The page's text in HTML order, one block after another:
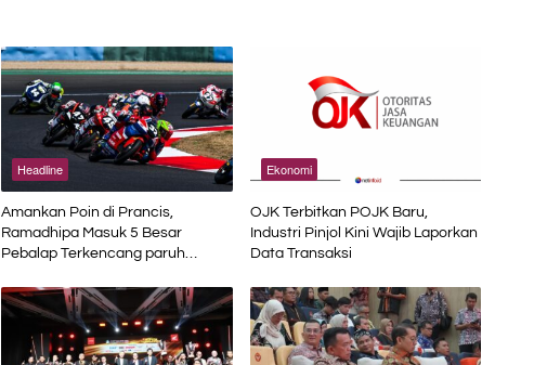
Headline
Amankan Poin di Prancis,
Ramadhipa Masuk 5 Besar
Pebalap Terkencang paruh
Ekonomi
OJK Terbitkan POJK Baru,
Industri Pinjol Kini Wajib Laporkan
Data Transaksi